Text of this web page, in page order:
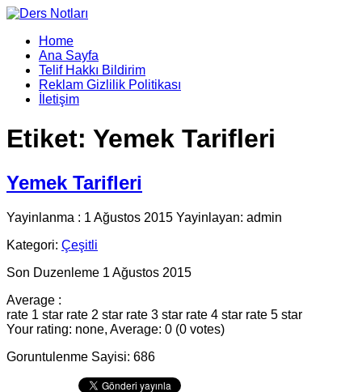
Home
Ana Sayfa
Telif Hakkı Bildirim
Reklam Gizlilik Politikası
İletişim
Etiket: Yemek Tarifleri
Yemek Tarifleri
Yayinlanma : 1 Ağustos 2015 Yayinlayan: admin
Kategori: Çeşitli
Son Duzenleme 1 Ağustos 2015
Average :
rate 1 star rate 2 star rate 3 star rate 4 star rate 5 star
Your rating: none, Average: 0 (0 votes)
Goruntulenme Sayisi: 686